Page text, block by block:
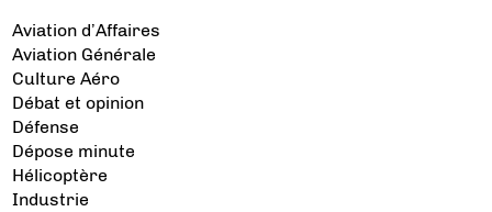
Aviation d’Affaires
Aviation Générale
Culture Aéro
Débat et opinion
Défense
Dépose minute
Hélicoptère
Industrie